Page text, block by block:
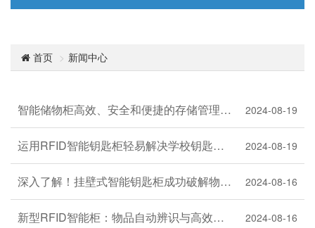
首页 新闻中心
智能储物柜高效、安全和便捷的存储管理解决方案 2024-08-19
运用RFID智能钥匙柜轻易解决学校钥匙管理难题 2024-08-19
深入了解！挂壁式智能钥匙柜成功破解物业领域钥匙管理难题 2024-08-16
新型RFID智能柜：物品自动辨识与高效管理的先进助手 2024-08-16